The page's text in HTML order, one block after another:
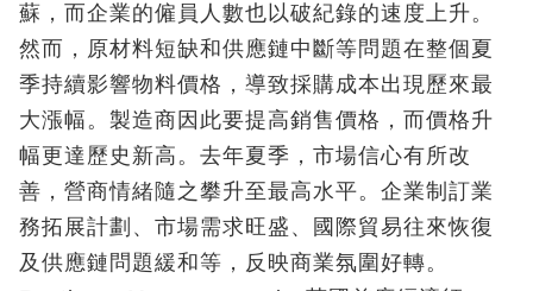
蘇，而企業的僱員人數也以破紀錄的速度上升。
然而，原材料短缺和供應鏈中斷等問題在整個夏
季持續影響物料價格，導致採購成本出現歷來最
大漲幅。製造商因此要提高銷售價格，而價格升
幅更達歷史新高。去年夏季，市場信心有所改
善，營商情緒隨之攀升至最高水平。企業制訂業
務拓展計劃、市場需求旺盛、國際貿易往來恢復
及供應鏈問題緩和等，反映商業氛圍好轉。